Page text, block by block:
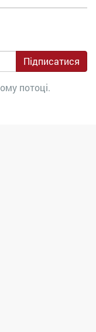
Підписатися
потоці.